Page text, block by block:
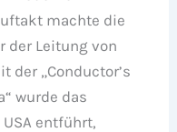
machte die
der Leitung von
der „Conductor’s
wurde das
entführt,